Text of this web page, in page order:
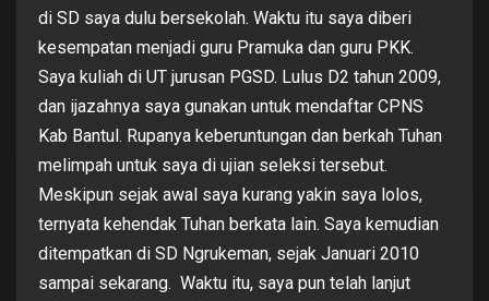
di SD saya dulu bersekolah. Waktu itu saya diberi
kesempatan menjadi guru Pramuka dan guru PKK.
Saya kuliah di UT jurusan PGSD. Lulus D2 tahun 2009,
dan ijazahnya saya gunakan untuk mendaftar CPNS
Kab Bantul. Rupanya keberuntungan dan berkah Tuhan
melimpah untuk saya di ujian seleksi tersebut.
Meskipun sejak awal saya kurang yakin saya lolos,
ternyata kehendak Tuhan berkata lain. Saya kemudian
ditempatkan di SD Ngrukeman, sejak Januari 2010
sampai sekarang. Waktu itu, saya pun telah lanjut